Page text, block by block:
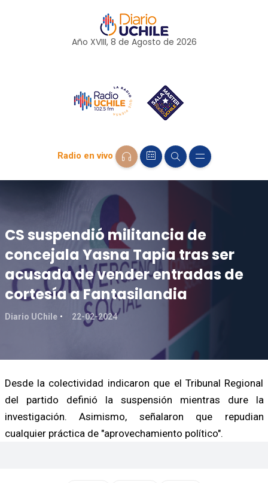
Año XVIII, 8 de Agosto de 2026
Radio en vivo
CS suspendió militancia de
concejala Yasna Tapia tras ser
acusada de vender entradas de
cortesía a Fantasilandia
Diario UChile 22-02-2024
Desde la colectividad indicaron que el Tribunal Regional
del partido definió la suspensión mientras dure la
investigación. Asimismo, señalaron que repudian
cualquier práctica de "aprovechamiento político".